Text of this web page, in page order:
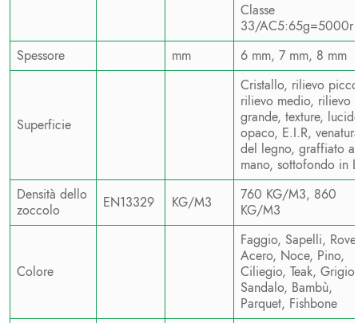
Classe
33/AC5:65g=5000r
Spessore
mm 6 mm, 7 mm, 8 mm
Superficie
Cristallo, rilievo
rilievo medio, rilievo
grande, texture,
opaco, E.I.R,
del legno, graffiato a
mano, sottofondo in
Densità dello
zoccolo
EN13329 KG/M3
760 KG/M3, 860
KG/M3
Colore
Faggio, Sapelli,
Acero, Noce, Pino,
Ciliegio, Teak, Grigio,
Sandalo, Bambù,
Parquet, Fishbone